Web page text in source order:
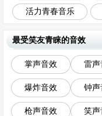
活力青春音乐
最受笑友青睐的音效
掌声音效 雷声
爆炸音效 钟声
枪声音效 笑声